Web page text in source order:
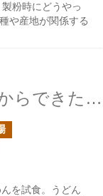
粉時にどうやっ
や産地が関係する
高槻米の米粉「清水っ粉」からできた米粉めんを頂いた
を試食。うどん